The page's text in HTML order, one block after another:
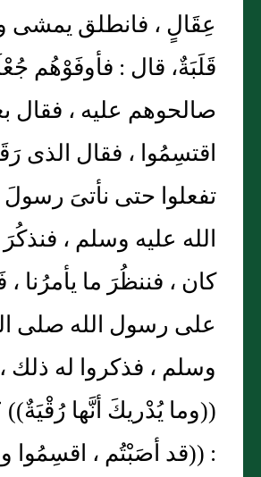
عِقَالٍ ، فانطلق يمشى
قَلَبَةٌ، قال : فأوفَوْهُم
صالحوهم عليه ، فقال
اقتسِمُوا ، فقال الذى
تفعلوا حتى نأتىَ
الله عليه وسلم ،
كان ، فننظُرَ ما يأمرُنا
على رسول الله صلى
وسلم ، فذكروا له ذلك
((وما يُدْريكَ أنَّها
: ((قد أصَبْتُم ، اقسِمُوا